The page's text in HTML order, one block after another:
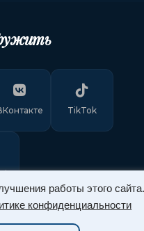
работы этого сайта.
конфиденциальности
TikTok